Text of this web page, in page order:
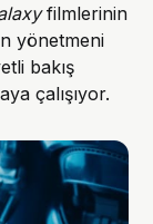
filmlerinin
yönetmeni
bakış
çalışıyor.